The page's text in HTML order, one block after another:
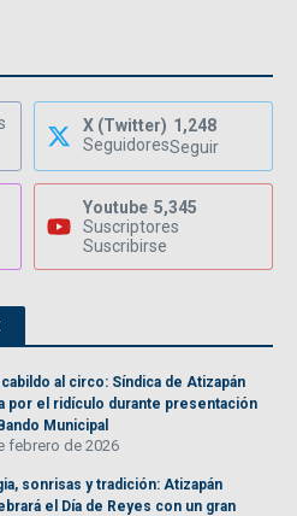
X (Twitter) 1,248
SeguidoresSeguir
Youtube 5,345
Suscriptores
Suscribirse
cabildo al circo: Síndica de Atizapán
por el ridículo durante presentación
Municipal
febrero de 2026
sonrisas y tradición: Atizapán
el Día de Reyes con un gran